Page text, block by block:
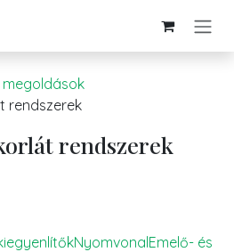
tartalomhoz
rendszerek
rendszerek
NyomvonalEmelő- és